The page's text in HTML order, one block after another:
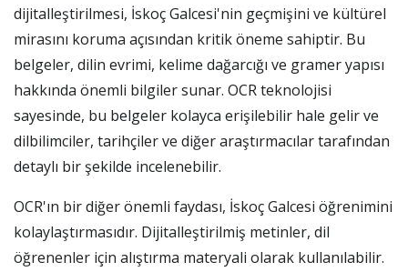
dijitalleştirilmesi, İskoç Galcesi'nin geçmişini ve kültürel
mirasını koruma açısından kritik öneme sahiptir. Bu
belgeler, dilin evrimi, kelime dağarcığı ve gramer yapısı
hakkında önemli bilgiler sunar. OCR teknolojisi
sayesinde, bu belgeler kolayca erişilebilir hale gelir ve
dilbilimciler, tarihçiler ve diğer araştırmacılar tarafından
detaylı bir şekilde incelenebilir.
OCR'ın bir diğer önemli faydası, İskoç Galcesi öğrenimini
kolaylaştırmasıdır. Dijitalleştirilmiş metinler, dil
öğrenenler için alıştırma materyali olarak kullanılabilir.